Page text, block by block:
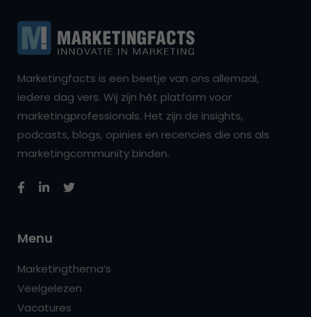
Marketingfacts is een beetje van ons allemaal,
iedere dag vers. Wij zijn hét platform voor
marketingprofessionals. Het zijn de insights,
podcasts, blogs, opinies en recencies die ons als
marketingcommunity binden.
Menu
Marketingthema’s
Veelgelezen
Vacatures